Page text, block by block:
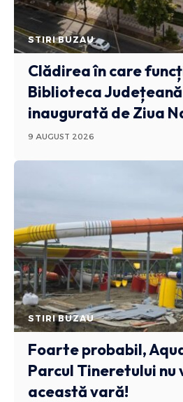
STIRI BUZAU
Clădirea în care
Biblioteca Județeană
inaugurată de Ziua
9 AUGUST 2026
STIRI BUZAU
Foarte probabil,
Parcul Tineretului nu
această vară!